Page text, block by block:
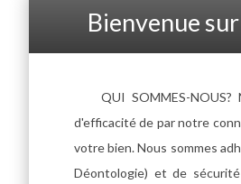
Bienvenue sur
QUI SOMMES-
d'efficacité de par notre
votre bien. Nous sommes
Déontologie) et de